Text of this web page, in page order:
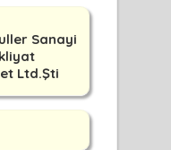
Sanayi
Ltd.Şti